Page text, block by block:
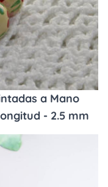
a Mano
- 2.5 mm